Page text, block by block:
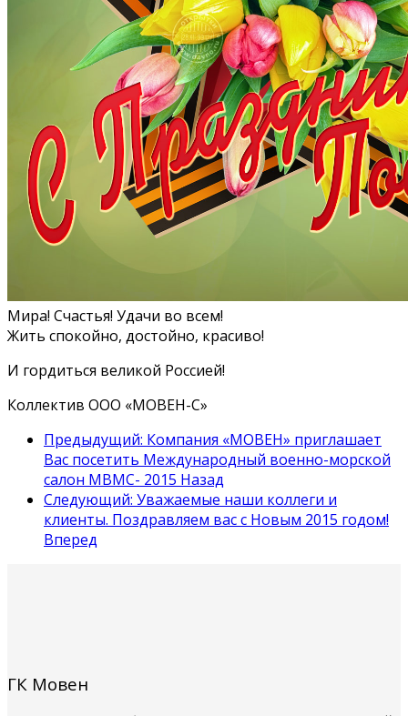
Мира! Счастья! Удачи во всем!
Жить спокойно, достойно, красиво!
И гордиться великой Россией!
Коллектив ООО «МОВЕН-С»
Предыдущий: Компания «МОВЕН» приглашает
Вас посетить Международный военно-морской
салон МВМС- 2015 Назад
Следующий: Уважаемые наши коллеги и
клиенты. Поздравляем вас с Новым 2015 годом!
Вперед
ГК Мовен